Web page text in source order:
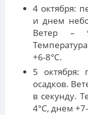
4 октября:
и днем
Ветер –
+6-8°С.
5 октября:
осадков.
в секунду.
4°С, днем